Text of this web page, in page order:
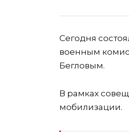
Сегодня
военным
Бегловым.
В рамках
мобилизации.